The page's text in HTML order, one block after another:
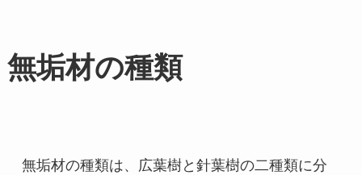
無垢材の種類
無垢材の種類は、広葉樹と針葉樹の二種類に分